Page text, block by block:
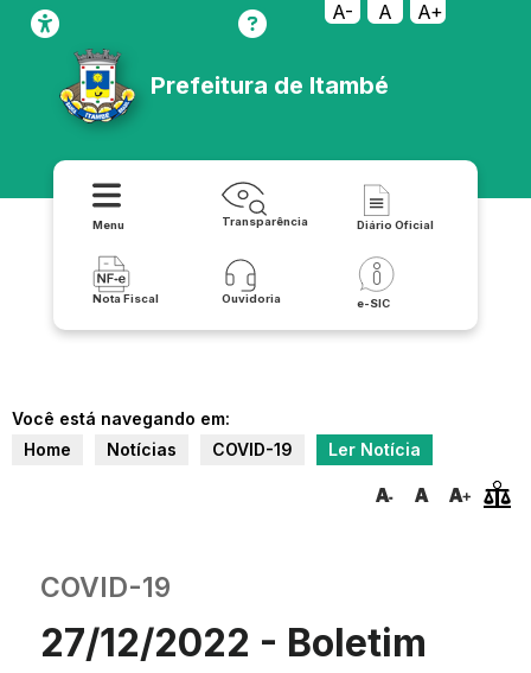
A- A A+
Prefeitura de Itambé
Menu Transparência Diário Oficial
Nota Fiscal Ouvidoria e-SIC
Você está navegando em:
Home
Notícias COVID-19 Ler Notícia
COVID-19
27/12/2022 - Boletim